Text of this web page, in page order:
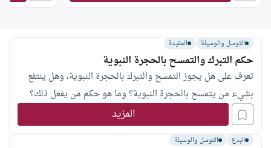
التوسل والوسيلة العقيدة
حكم التبرك والتمسح بالحجرة النبوية
تعرف على هل يجوز التمسح والتبرك بالحجرة النبوية، وهل ينتفع
بشيء من يتمسح بالحجرة النبوية؟ وما هو حكم من يفعل ذلك؟
المزيد
البدع التوسل والوسيلة